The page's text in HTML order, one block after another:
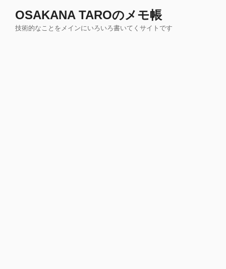
OSAKANA TAROのメモ帳
技術的なことをメインにいろいろ書いてくサイトです